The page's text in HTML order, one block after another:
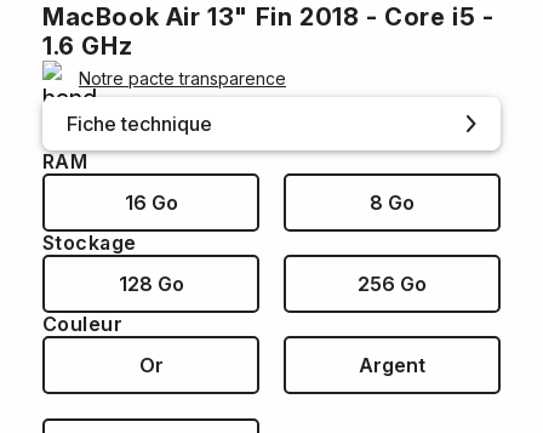
MacBook Air 13" Fin 2018 - Core i5 -
1.6 GHz
Notre pacte transparence
RAM
16 Go
8 Go
Stockage
128 Go
256 Go
Couleur
Or
Argent
Fiche technique